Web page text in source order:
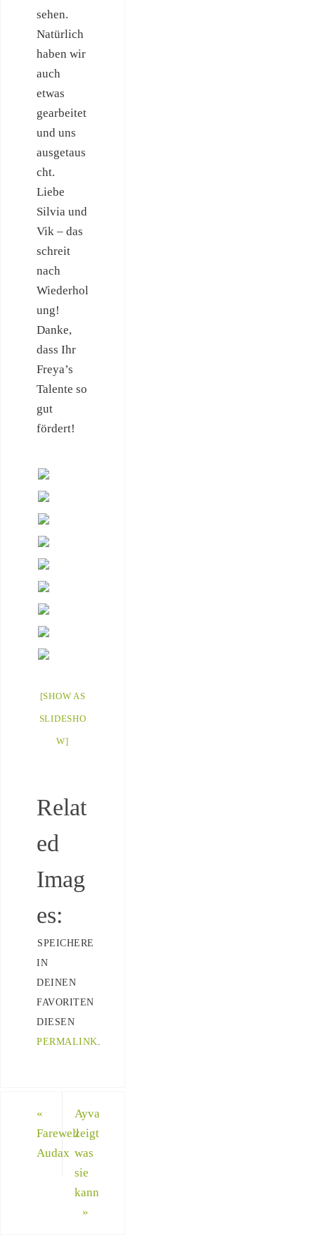
sehen.
Natürlich
haben wir
auch
etwas
gearbeitet
und uns
ausgetaus
cht.
Liebe
Silvia und
Vik – das
schreit
nach
Wiederhol
ung!
Danke,
dass Ihr
Freya’s
Talente so
gut
fördert!
[SHOW AS
SLIDESHO
W]
Relat
ed
Imag
es:
SPEICHERE
IN
DEINEN
FAVORITEN
DIESEN
PERMALINK
«
Farewell
Audax
Ayva
zeigt
was
sie
kann
»